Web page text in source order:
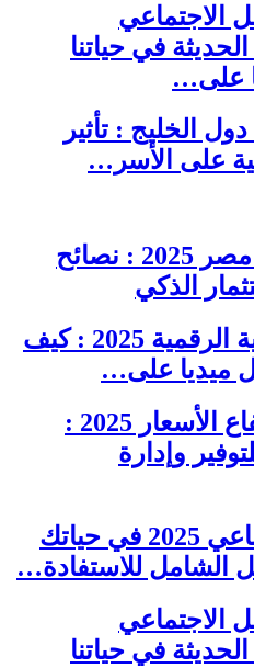
الاجتماعي
في حياتنا
على…
الخليج : تأثير
على الأسر…
العقارات في مصر 2025 : نصائح
الذكي
الصحة النفسية الرقمية 2025 : كيف
ميديا على…
الاقتصاد وارتفاع الأسعار 2025 :
وإدارة
الذكاء الاصطناعي 2025 في حياتك
الشامل للاستفادة…
الاجتماعي
في حياتنا